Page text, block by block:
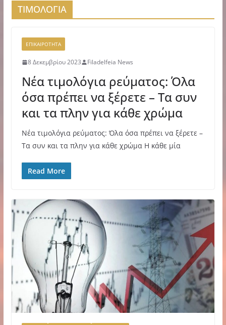
ΤΙΜΟΛΟΓΙΑ
ΕΠΙΚΑΙΡΟΤΗΤΑ
8 Δεκεμβρίου 2023 Filadelfeia News
Νέα τιμολόγια ρεύματος: Όλα
όσα πρέπει να ξέρετε – Τα συν
και τα πλην για κάθε χρώμα
Νέα τιμολόγια ρεύματος: Όλα όσα πρέπει να ξέρετε –
Τα συν και τα πλην για κάθε χρώμα Η κάθε μία
Read More